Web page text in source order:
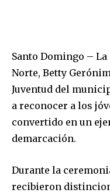
Santo Domingo –
Norte, Betty
Juventud del
a reconocer a los
convertido en un
demarcación.
Durante la
recibieron